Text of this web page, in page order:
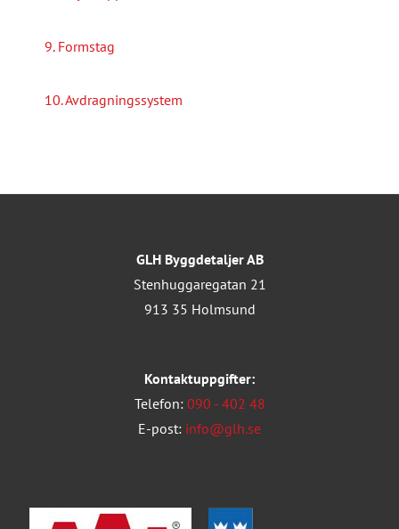
9. Formstag
10. Avdragningssystem
GLH Byggdetaljer AB
Stenhuggaregatan 21
913 35 Holmsund
Kontaktuppgifter:
Telefon: 090 - 402 48
E-post: info@glh.se